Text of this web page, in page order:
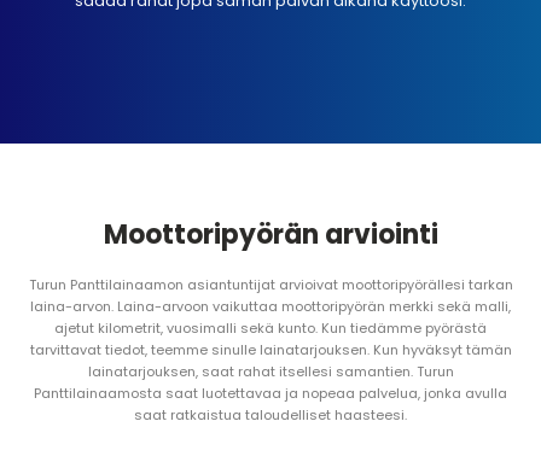
Moottoripyörän arviointi
Turun Panttilainaamon asiantuntijat arvioivat moottoripyörällesi tarkan
laina-arvon. Laina-arvoon vaikuttaa moottoripyörän merkki sekä malli,
ajetut kilometrit, vuosimalli sekä kunto. Kun tiedämme pyörästä
tarvittavat tiedot, teemme sinulle lainatarjouksen. Kun hyväksyt tämän
lainatarjouksen, saat rahat itsellesi samantien. Turun
Panttilainaamosta saat luotettavaa ja nopeaa palvelua, jonka avulla
saat ratkaistua taloudelliset haasteesi.